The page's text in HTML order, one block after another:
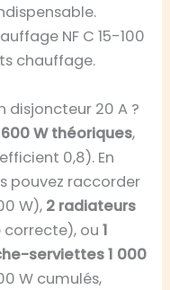
NF C 15-100
chauffage.
disjoncteur 20 A ?
W théoriques,
0,8). En
pouvez raccorder
W), 2 radiateurs
correcte), ou1
serviettes 1 000
W cumulés,